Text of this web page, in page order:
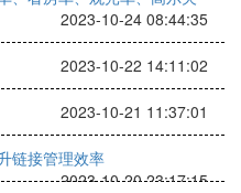
2023-10-24 08:44:35
2023-10-22 14:11:02
2023-10-21 11:37:01
链接管理效率
2023-10-20 23:17:15